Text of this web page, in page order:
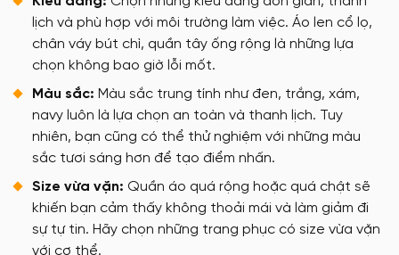
lịch và phù hợp với môi trường làm việc. Áo len cổ lọ,
chân váy bút chì, quần tây ống rộng là những lựa
chọn không bao giờ lỗi mốt.
Màu sắc: Màu sắc trung tính như đen, trắng, xám,
navy luôn là lựa chọn an toàn và thanh lịch. Tuy
nhiên, bạn cũng có thể thử nghiệm với những màu
sắc tươi sáng hơn để tạo điểm nhấn.
Size vừa vặn: Quần áo quá rộng hoặc quá chật sẽ
khiến bạn cảm thấy không thoải mái và làm giảm đi
sự tự tin. Hãy chọn những trang phục có size vừa vặn
với cơ thể.